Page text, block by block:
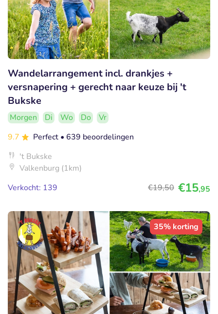
Wandelarrangement incl. drankjes +
versnapering + gerecht naar keuze bij 't
Bukske
Morgen Di Wo Do
Vr
9.7
Perfect • 639 beoordelingen
't Bukske
Valkenburg (1km)
Verkocht: 139
€19,50 €15,95
35% korting